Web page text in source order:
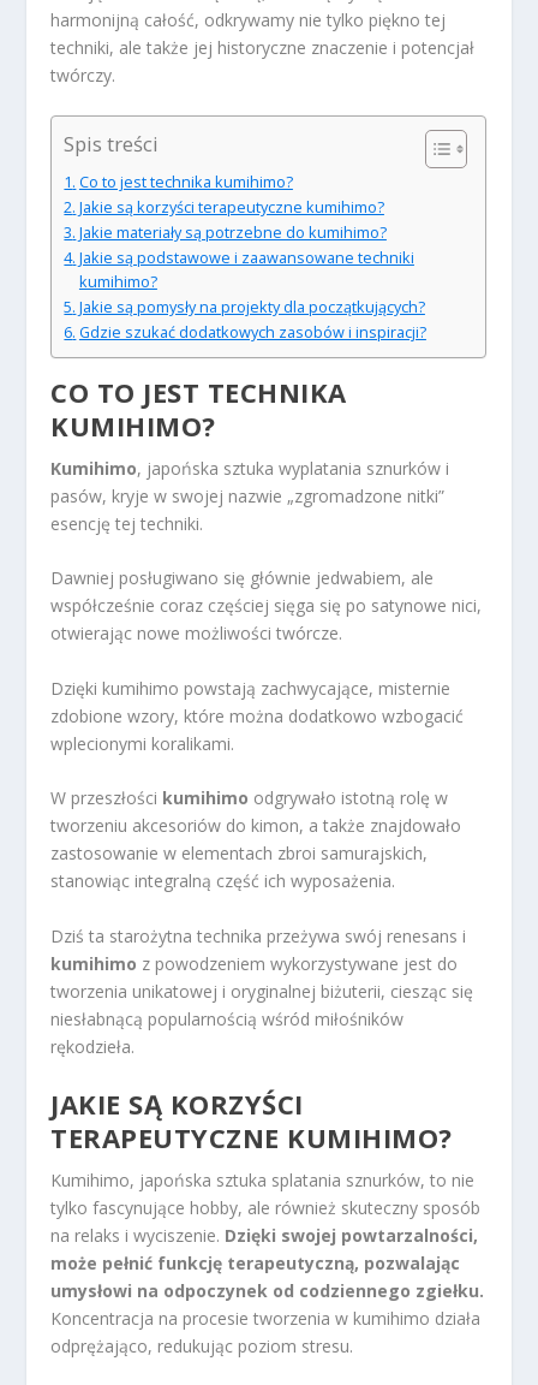
harmonijną całość, odkrywamy nie tylko piękno tej
techniki, ale także jej historyczne znaczenie i potencjał
twórczy.
Spis treści
Co to jest technika kumihimo?
Jakie są korzyści terapeutyczne kumihimo?
Jakie materiały są potrzebne do kumihimo?
Jakie są podstawowe i zaawansowane techniki
kumihimo?
Jakie są pomysły na projekty dla początkujących?
Gdzie szukać dodatkowych zasobów i inspiracji?
CO TO JEST TECHNIKA
KUMIHIMO?
Kumihimo, japońska sztuka wyplatania sznurków i
pasów, kryje w swojej nazwie „zgromadzone nitki”
esencję tej techniki.
Dawniej posługiwano się głównie jedwabiem, ale
współcześnie coraz częściej sięga się po satynowe nici,
otwierając nowe możliwości twórcze.
Dzięki kumihimo powstają zachwycające, misternie
zdobione wzory, które można dodatkowo wzbogacić
wplecionymi koralikami.
W przeszłości kumihimo odgrywało istotną rolę w
tworzeniu akcesoriów do kimon, a także znajdowało
zastosowanie w elementach zbroi samurajskich,
stanowiąc integralną część ich wyposażenia.
Dziś ta starożytna technika przeżywa swój renesans i
kumihimo z powodzeniem wykorzystywane jest do
tworzenia unikatowej i oryginalnej biżuterii, ciesząc się
niesłabnącą popularnością wśród miłośników
rękodzieła.
JAKIE SĄ KORZYŚCI
TERAPEUTYCZNE KUMIHIMO?
Kumihimo, japońska sztuka splatania sznurków, to nie
tylko fascynujące hobby, ale również skuteczny sposób
na relaks i wyciszenie. Dzięki swojej powtarzalności,
może pełnić funkcję terapeutyczną, pozwalając
umysłowi na odpoczynek od codziennego zgiełku.
Koncentracja na procesie tworzenia w kumihimo działa
odprężająco, redukując poziom stresu.